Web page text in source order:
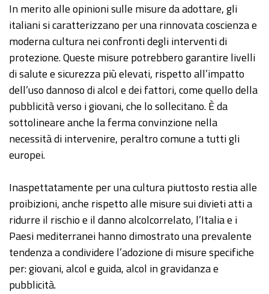
In merito alle opinioni sulle misure da adottare, gli
italiani si caratterizzano per una rinnovata coscienza e
moderna cultura nei confronti degli interventi di
protezione. Queste misure potrebbero garantire livelli
di salute e sicurezza più elevati, rispetto all’impatto
dell’uso dannoso di alcol e dei fattori, come quello della
pubblicità verso i giovani, che lo sollecitano. È da
sottolineare anche la ferma convinzione nella
necessità di intervenire, peraltro comune a tutti gli
europei.
Inaspettatamente per una cultura piuttosto restia alle
proibizioni, anche rispetto alle misure sui divieti atti a
ridurre il rischio e il danno alcolcorrelato, l’Italia e i
Paesi mediterranei hanno dimostrato una prevalente
tendenza a condividere l’adozione di misure specifiche
per: giovani, alcol e guida, alcol in gravidanza e
pubblicità.